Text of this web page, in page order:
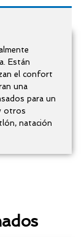
Están
el confort
una
para un
otros
natación